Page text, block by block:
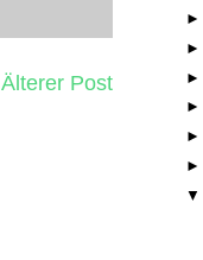
Älterer Post
►
►
►
►
►
►
▼